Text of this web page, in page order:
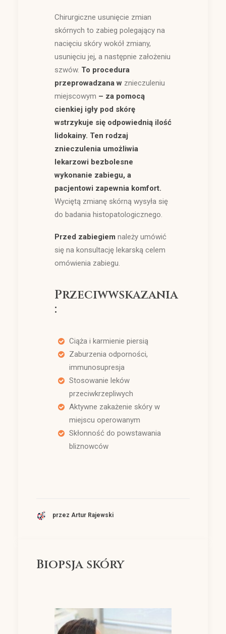
Chirurgiczne usunięcie zmian
skórnych to zabieg polegający na
nacięciu skóry wokół zmiany,
usunięciu jej, a następnie założeniu
szwów. To procedura
przeprowadzana w znieczuleniu
miejscowym – za pomocą
cienkiej igły pod skórę
wstrzykuje się odpowiednią ilość
lidokainy. Ten rodzaj
znieczulenia umożliwia
lekarzowi bezbolesne
wykonanie zabiegu, a
pacjentowi zapewnia komfort.
Wyciętą zmianę skórną wysyła się
do badania histopatologicznego.
Przed zabiegiem należy umówić
się na konsultację lekarską celem
omówienia zabiegu.
Przeciwwskazania
:
Ciąża i karmienie piersią
Zaburzenia odporności,
immunosupresja
Stosowanie leków
przeciwkrzepliwych
Aktywne zakażenie skóry w
miejscu operowanym
Skłonność do powstawania
bliznowców
przez Artur Rajewski
Biopsja skóry